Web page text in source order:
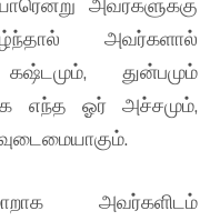
அவர்களால்
துன்பமும்
எந்த ஓர் அச்சமும்,
அவர்களிடம்